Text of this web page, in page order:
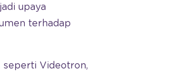
upaya
terhadap
seperti Videotron,